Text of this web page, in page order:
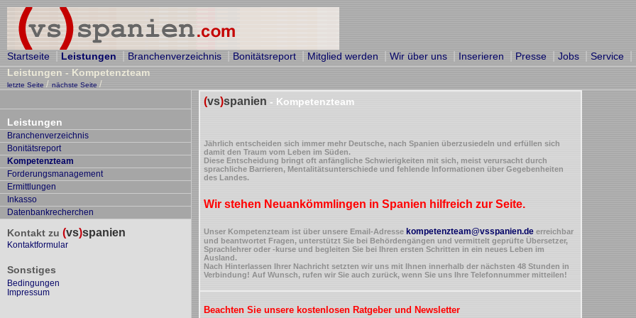
Startseite Leistungen Branchenverzeichnis Bonitätsreport Mitglied werden Wir über uns Inserieren Presse Jobs Service
Leistungen - Kompetenzteam
letzte Seite / nächste Seite /
Leistungen
Branchenverzeichnis
Bonitätsreport
Kompetenzteam
Forderungsmanagement
Ermittlungen
Inkasso
Datenbankrecherchen
Kontakt zu (vs)spanien
Kontaktformular
Sonstiges
Bedingungen
Impressum
(vs)spanien - Kompetenzteam
Jährlich entscheiden sich immer mehr Deutsche, nach Spanien überzusiedeln und erfüllen sich
damit den Traum vom Leben im Süden.
Diese Entscheidung bringt oft anfängliche Schwierigkeiten mit sich, meist verursacht durch
sprachliche Barrieren, Mentalitätsunterschiede und fehlende Informationen über Gegebenheiten
des Landes.
Wir stehen Neuankömmlingen in Spanien hilfreich zur Seite.
Unser Kompetenzteam ist über unsere Email-Adresse kompetenzteam@vsspanien.deerreichbar
und beantwortet Fragen, unterstützt Sie bei Behördengängen und vermittelt geprüfte Übersetzer,
Sprachlehrer oder -kurse und begleiten Sie bei Ihren ersten Schritten in ein neues Leben im
Ausland.
Nach Hinterlassen Ihrer Nachricht setzten wir uns mit Ihnen innerhalb der nächsten 48 Stunden in
Verbindung! Auf Wunsch, rufen wir Sie auch zurück, wenn Sie uns Ihre Telefonnummer mitteilen!
Beachten Sie unsere kostenlosen Ratgeber und Newsletter